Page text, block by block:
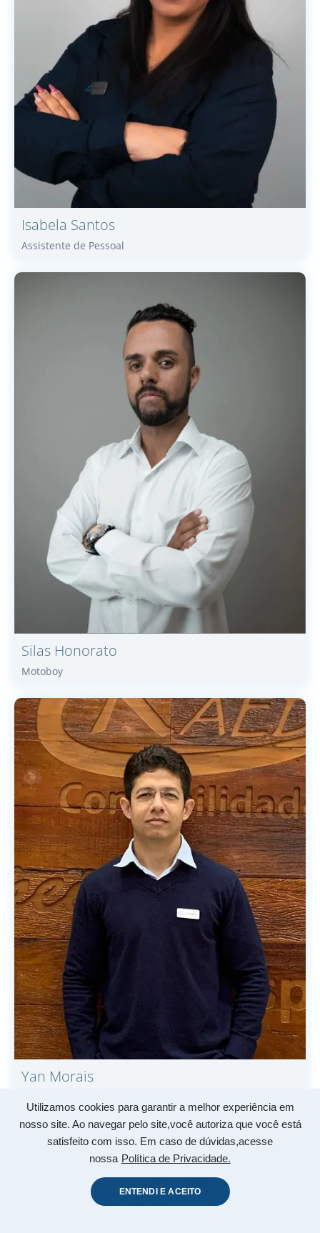
Utilizamos cookies para garantir a melhor experiência em
nosso site. Ao navegar pelo site,você autoriza que você está
satisfeito com isso. Em caso de dúvidas,acesse
nossa Política de Privacidade.
ENTENDI E ACEITO
Isabela Santos
Assistente de Pessoal
Silas Honorato
Motoboy
Yan Morais